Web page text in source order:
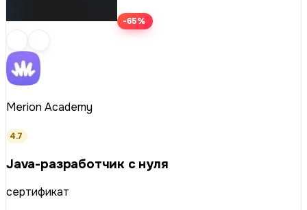
-65%
Merion Academy
4.7
Java-разработчик с нуля
сертификат